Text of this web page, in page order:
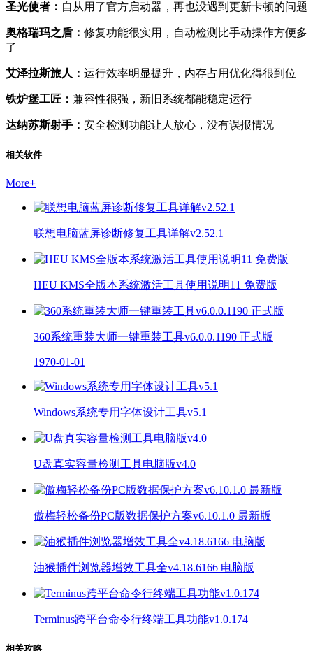
圣光使者： 自从用了官方启动器，再也没遇到更新卡顿的问题
奥格瑞玛之盾： 修复功能很实用，自动检测比手动操作方便多
了
艾泽拉斯旅人： 运行效率明显提升，内存占用优化得很到位
铁炉堡工匠： 兼容性很强，新旧系统都能稳定运行
达纳苏斯射手： 安全检测功能让人放心，没有误报情况
相关软件
More+
联想电脑蓝屏诊断修复工具详解v2.52.1
HEU KMS全版本系统激活工具使用说明11 免费版
360系统重装大师一键重装工具v6.0.0.1190 正式版
1970-01-01
Windows系统专用字体设计工具v5.1
U盘真实容量检测工具电脑版v4.0
傲梅轻松备份PC版数据保护方案v6.10.1.0 最新版
油猴插件浏览器增效工具全v4.18.6166 电脑版
Terminus跨平台命令行终端工具功能v1.0.174
相关攻略